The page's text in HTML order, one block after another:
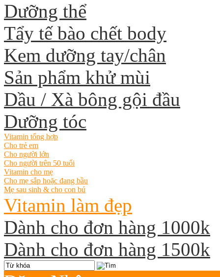
Dưỡng thể
Tẩy tế bào chết body
Kem dưỡng tay/chân
Sản phẩm khử mùi
Dầu / Xà bông gội đầu
Dưỡng tóc
Vitamin tổng hợp
Cho trẻ em
Cho người lớn
Cho người trên 50 tuổi
Vitamin cho mẹ
Cho mẹ sắp hoặc đang bầu
Mẹ sau sinh & cho con bú
Vitamin làm đẹp
Dành cho đơn hàng 1000k
Dành cho đơn hàng 1500k